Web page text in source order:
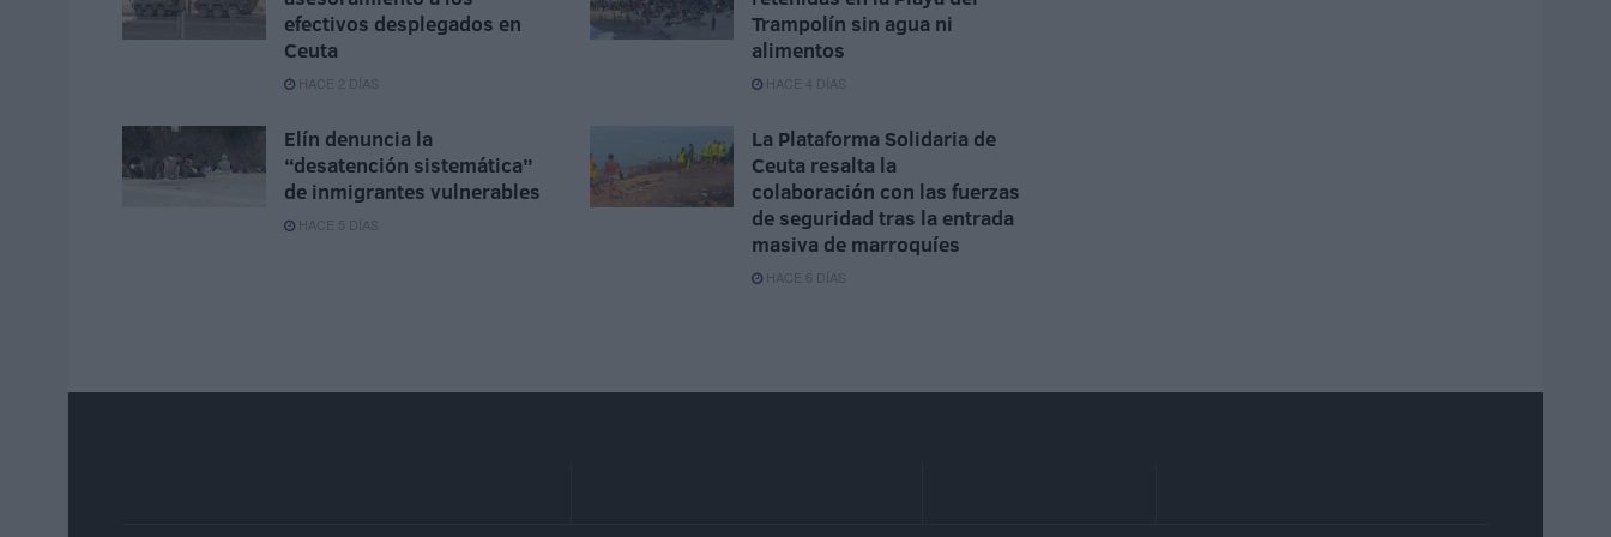
efectivos desplegados en
Ceuta
HACE 2 DÍAS
Trampolín sin agua ni
alimentos
HACE 4 DÍAS
Elín denuncia la
“desatención sistemática”
de inmigrantes vulnerables
HACE 5 DÍAS
La Plataforma Solidaria de
Ceuta resalta la
colaboración con las fuerzas
de seguridad tras la entrada
masiva de marroquíes
HACE 6 DÍAS